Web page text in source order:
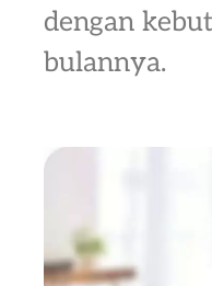
dengan
bulannya.